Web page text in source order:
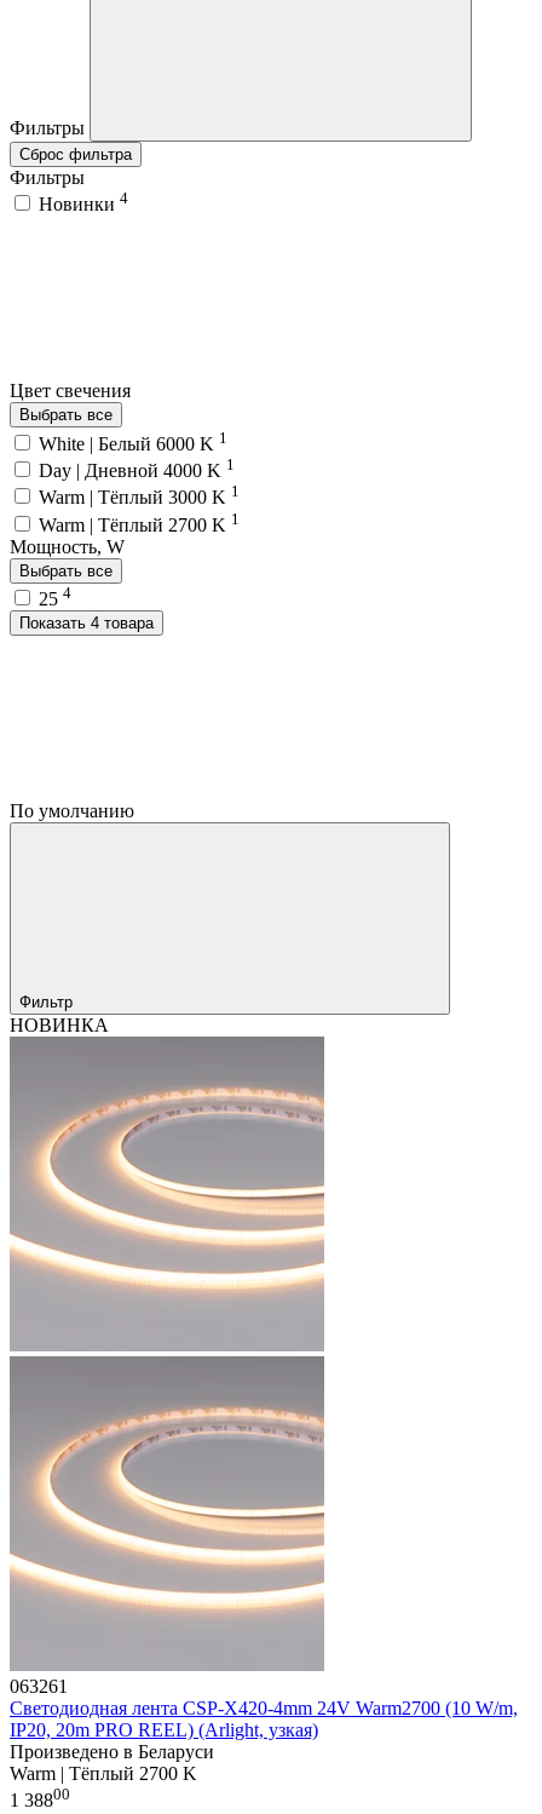
Фильтры
Сброс фильтра
Фильтры
Новинки 4
Цвет свечения
Выбрать все
White | Белый 6000 K 1
Day | Дневной 4000 K 1
Warm | Тёплый 3000 K 1
Warm | Тёплый 2700 K 1
Мощность, W
Выбрать все
25 4
Показать 4 товара
По умолчанию
Фильтр
НОВИНКА
063261
Светодиодная лента CSP-X420-4mm 24V Warm2700 (10 W/m,
IP20, 20m PRO REEL) (Arlight, узкая)
Произведено в Беларуси
Warm | Тёплый 2700 K
1 38800